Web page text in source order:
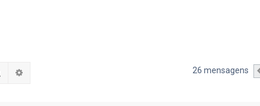
Pesquisar 26 mensagens